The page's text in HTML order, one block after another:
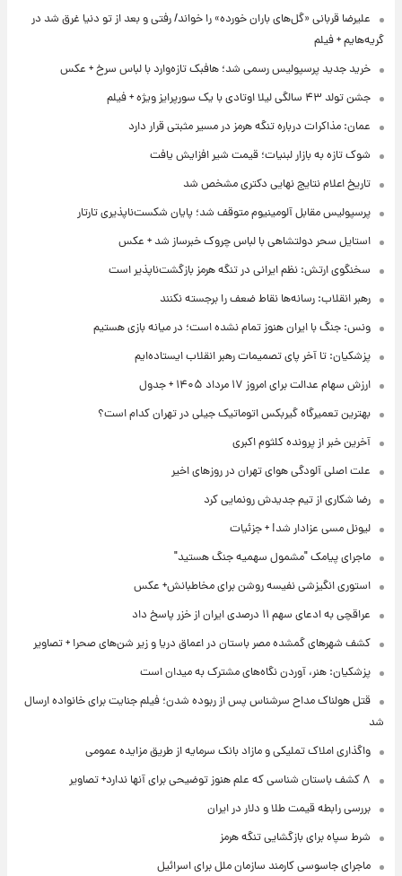
علیرضا قربانی «گل‌های باران خورده» را خواند/ رفتی و بعد از تو دنیا غرق شد در
گریه‌هایم + فیلم
خرید جدید پرسپولیس رسمی شد؛ هافبک تازه‌وارد با لباس سرخ + عکس
جشن تولد ۴۳ سالگی لیلا اوتادی با یک سورپرایز ویژه + فیلم
عمان: مذاکرات درباره تنگه هرمز در مسیر مثبتی قرار دارد
شوک تازه به بازار لبنیات؛ قیمت شیر افزایش یافت
تاریخ اعلام نتایج نهایی دکتری مشخص شد
پرسپولیس مقابل آلومینیوم متوقف شد؛ پایان شکست‌ناپذیری تارتار
استایل سحر دولتشاهی با لباس چروک خبرساز شد + عکس
سخنگوی ارتش: نظم ایرانی در تنگه هرمز بازگشت‌ناپذیر است
رهبر انقلاب: رسانه‌ها نقاط ضعف را برجسته نکنند
ونس: جنگ با ایران هنوز تمام نشده است؛ در میانه بازی هستیم
پزشکیان: تا آخر پای تصمیمات رهبر انقلاب ایستاده‌ایم
ارزش سهام عدالت برای امروز ۱۷ مرداد ۱۴۰۵ + جدول
بهترین تعمیرگاه گیربکس اتوماتیک جیلی در تهران کدام است؟
آخرین خبر از پرونده کلثوم اکبری
علت اصلی آلودگی هوای تهران در روزهای اخیر
رضا شکاری از تیم جدیدش رونمایی کرد
لیونل مسی عزادار شد! + جزئیات
ماجرای پیامک "مشمول سهمیه جنگ هستید"
استوری انگیزشی نفیسه روشن برای مخاطبانش+ عکس
عراقچی به ادعای سهم ۱۱ درصدی ایران از خزر پاسخ داد
کشف شهرهای گمشده مصر باستان در اعماق دریا و زیر شن‌های صحرا + تصاویر
پزشکیان: هنر، آوردن نگاه‌های مشترک به میدان است
قتل هولناک مداح سرشناس پس از ربوده شدن؛ فیلم جنایت برای خانواده ارسال
شد
واگذاری املاک تملیکی و مازاد بانک سرمایه از طریق مزایده عمومی
۸ کشف باستان شناسی که علم هنوز توضیحی برای آنها ندارد+ تصاویر
بررسی رابطه قیمت طلا و دلار در ایران
شرط سپاه برای بازگشایی تنگه هرمز
ماجرای جاسوسی کارمند سازمان ملل برای اسرائیل